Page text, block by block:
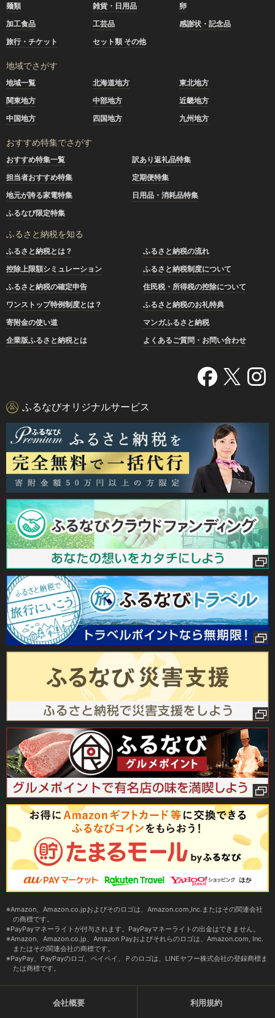
麺類
雑貨・日用品
卵
加工食品
工芸品
感謝状・記念品
旅行・チケット
セット類 その他
地域でさがす
地域一覧 北海道地方
東北地方
関東地方
中部地方
近畿地方
中国地方
四国地方 九州地方
おすすめ特集でさがす
おすすめ特集一覧
訳あり返礼品特集
担当者おすすめ特集
定期便特集
地元が誇る家電特集
日用品・消耗品特集
ふるなび限定特集
ふるさと納税を知る
ふるさと納税とは？
ふるさと納税の流れ
控除上限額シミュレーション
ふるさと納税制度について
ふるさと納税の確定申告
住民税・所得税の控除について
ワンストップ特例制度とは？
ふるさと納税のお礼特典
寄附金の使い道
マンガふるさと納税
企業版ふるさと納税とは
よくあるご質問・お問い合わせ
ふるなびオリジナルサービス
Amazon、Amazon.co.jpおよびそのロゴは、Amazon.com,Inc.またはその関連会社
の商標です。
PayPayマネーライトが付与されます。PayPayマネーライトの出金はできません。
Amazon、Amazon.co.jp、Amazon Payおよびそれらのロゴは、Amazon.com, Inc.
またはその関連会社の商標です。
PayPay、PayPayのロゴ、ペイペイ、Ｐのロゴは、LINEヤフー株式会社の登録商標ま
たは商標です。
会社概要 利用規約